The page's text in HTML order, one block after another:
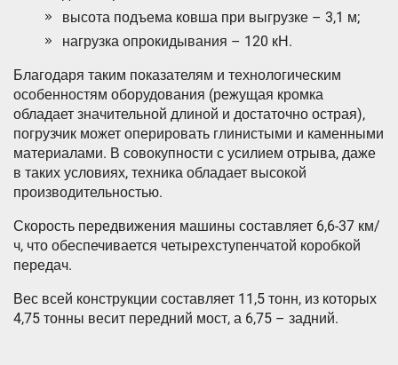
высота подъема ковша при выгрузке – 3,1 м;
нагрузка опрокидывания – 120 кН.
Благодаря таким показателям и технологическим
особенностям оборудования (режущая кромка
обладает значительной длиной и достаточно острая),
погрузчик может оперировать глинистыми и каменными
материалами. В совокупности с усилием отрыва, даже
в таких условиях, техника обладает высокой
производительностью.
Скорость передвижения машины составляет 6,6-37 км/
ч, что обеспечивается четырехступенчатой коробкой
передач.
Вес всей конструкции составляет 11,5 тонн, из которых
4,75 тонны весит передний мост, а 6,75 – задний.